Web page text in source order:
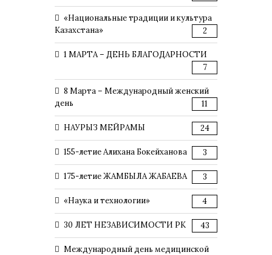
«Национальные традиции и культура
Казахстана»
2
1 МАРТА – ДЕНЬ БЛАГОДАРНОСТИ
7
8 Марта – Международный женский
день
11
НАУРЫЗ МЕЙРАМЫ 24
155-летие Алихана Бокейханова 3
175-летие ЖАМБЫЛА ЖАБАЕВА 3
«Наука и технологии» 4
30 ЛЕТ НЕЗАВИСИМОСТИ РК 43
Международный день медицинской